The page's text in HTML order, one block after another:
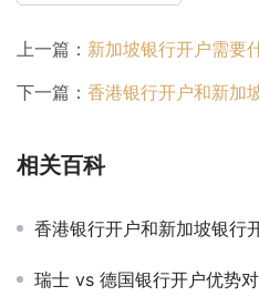
上一篇： 新加坡银行开户需要什
下一篇： 香港银行开户和新加坡银
相关百科
香港银行开户和新加坡银行
瑞士 vs 德国银行开户优势对比